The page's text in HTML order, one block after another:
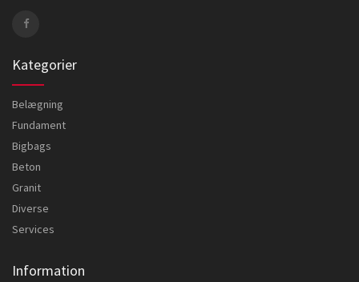
Kategorier
Belægning
Fundament
Bigbags
Beton
Granit
Diverse
Services
Information